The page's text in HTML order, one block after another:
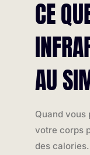
CE
AU
Quand vous
votre corps
des